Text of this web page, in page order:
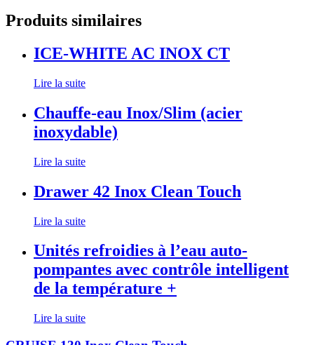
Produits similaires
ICE-WHITE AC INOX CT
Lire la suite
Chauffe-eau Inox/Slim (acier
inoxydable)
Lire la suite
Drawer 42 Inox Clean Touch
Lire la suite
Unités refroidies à l’eau auto-
pompantes avec contrôle intelligent
de la température +
Lire la suite